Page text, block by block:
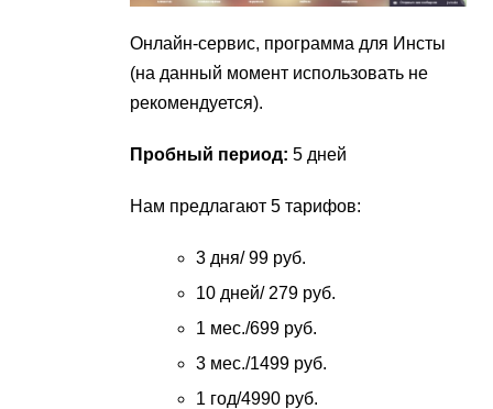
Онлайн-сервис, программа для Инсты
(на данный момент использовать не
рекомендуется).
Пробный период: 5 дней
Нам предлагают 5 тарифов:
3 дня/ 99 руб.
10 дней/ 279 руб.
1 мес./699 руб.
3 мес./1499 руб.
1 год/4990 руб.